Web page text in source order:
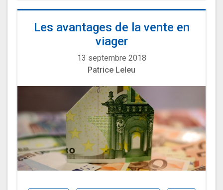
Les avantages de la vente en
viager
13 septembre 2018
Patrice Leleu